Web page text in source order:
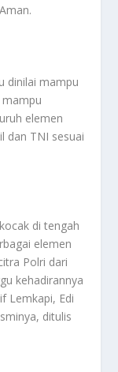
dinilai mampu
elemen
dan TNI sesuai
di tengah
elemen
Polri dari
kehadirannya
Lemkapi, Edi
ditulis